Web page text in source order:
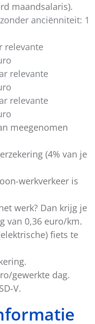
maandsalaris).
anciënniteit: 1
relevante
relevante
relevante
meegenomen
(4% van je
werkverkeer is
werk? Dan krijg je
van 0,36 euro/km.
fiets te
gewerkte dag.
V.